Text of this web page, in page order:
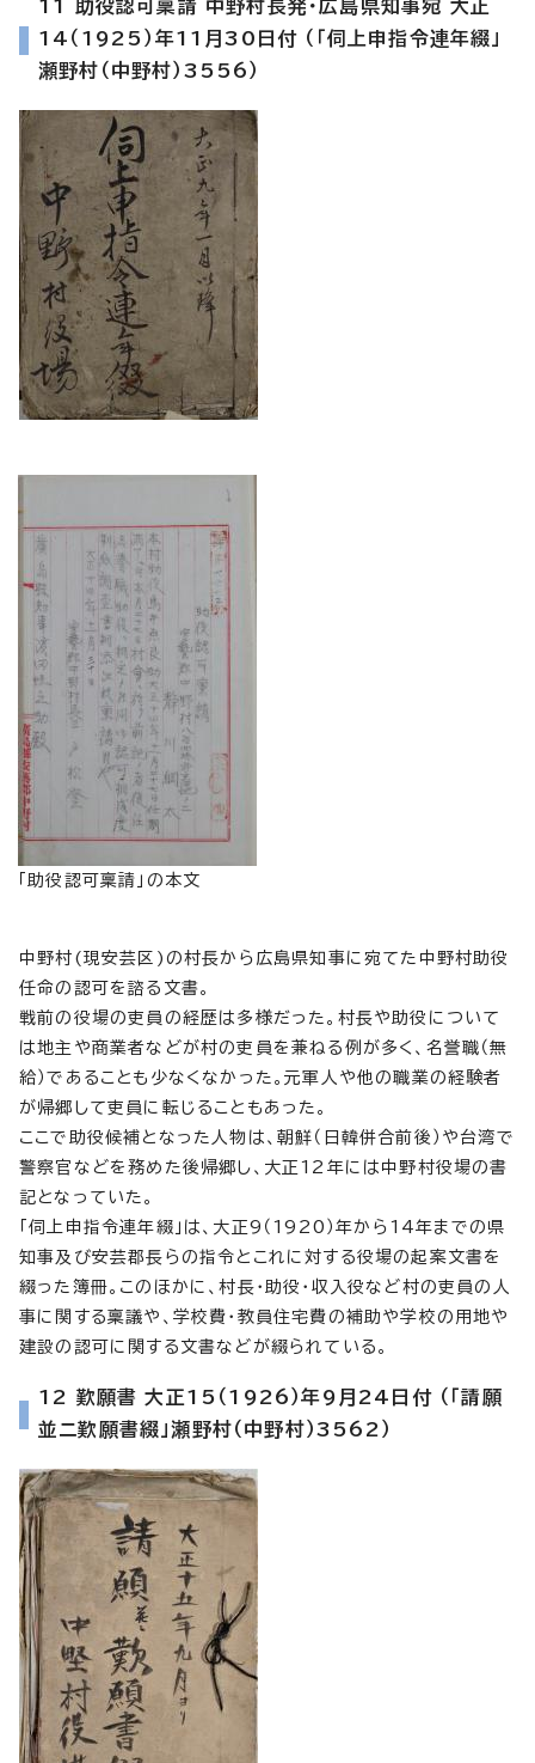
11 助役認可稟請 中野村長発・広島県知事宛 大正
14（1925）年11月30日付 （「伺上申指令連年綴」
瀬野村（中野村）3556）
「助役認可稟請」の本文
中野村(現安芸区)の村長から広島県知事に宛てた中野村助役
任命の認可を諮る文書。
戦前の役場の吏員の経歴は多様だった。村長や助役について
は地主や商業者などが村の吏員を兼ねる例が多く、名誉職（無
給）であることも少なくなかった。元軍人や他の職業の経験者
が帰郷して吏員に転じることもあった。
ここで助役候補となった人物は、朝鮮（日韓併合前後）や台湾で
警察官などを務めた後帰郷し、大正12年には中野村役場の書
記となっていた。
「伺上申指令連年綴」は、大正9（1920）年から14年までの県
知事及び安芸郡長らの指令とこれに対する役場の起案文書を
綴った簿冊。このほかに、村長・助役・収入役など村の吏員の人
事に関する稟議や、学校費・教員住宅費の補助や学校の用地や
建設の認可に関する文書などが綴られている。
12 歎願書 大正15（1926）年9月24日付 （「請願
並ニ歎願書綴」瀬野村（中野村）3562）